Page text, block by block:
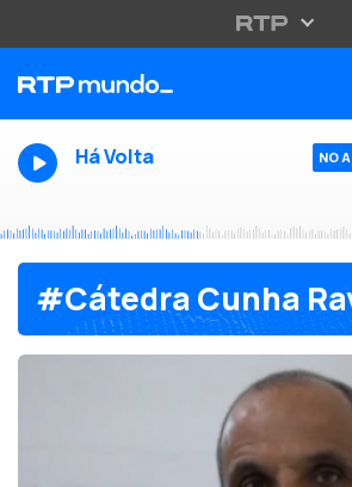
Há Volta NO
#Cátedra Cunha